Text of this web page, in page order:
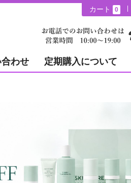
カート 0
わせ 定期購入について